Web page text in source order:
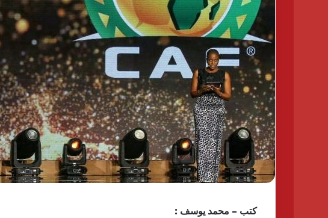
كتب – محمد يوسف :